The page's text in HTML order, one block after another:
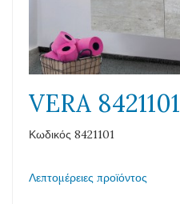
VERA 8421101
Κωδικός 8421101
Λεπτομέρειες προϊόντος